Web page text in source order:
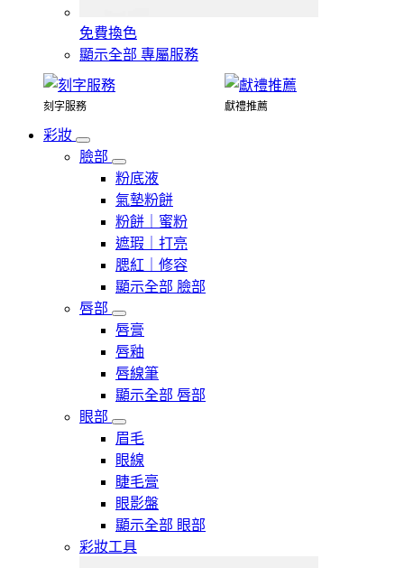
免費換色
顯示全部 專屬服務
刻字服務 獻禮推薦
彩妝
臉部
粉底液
氣墊粉餅
粉餅｜蜜粉
遮瑕｜打亮
腮紅｜修容
顯示全部 臉部
唇部
唇膏
唇釉
唇線筆
顯示全部 唇部
眼部
眉毛
眼線
睫毛膏
眼影盤
顯示全部 眼部
彩妝工具